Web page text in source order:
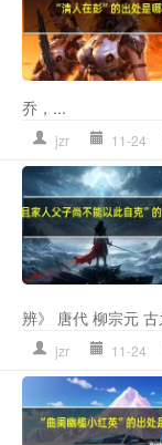
乔，...
jzr 11-24
辨》 唐代 柳宗元
jzr 11-24